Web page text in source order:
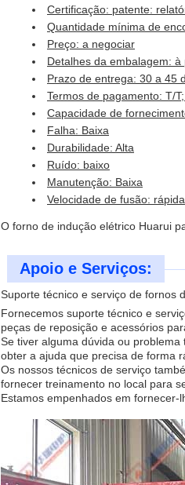
Certificação: patente:
Quantidade mínima de
Preço: a negociar
Detalhes da embalagem: à
Prazo de entrega: 30 a 45
Termos de pagamento: T/
Capacidade de
Falha: Baixa
Durabilidade: Alta
Ruído: baixo
Manutenção: Baixa
Velocidade de fusão: rápida
O forno de indução elétrico Huarui
Apoio e Serviços:
Suporte técnico e serviço de fornos
Fornecemos suporte técnico e
peças de reposição e acessórios
Se tiver alguma dúvida ou
obter a ajuda que precisa de forma
Os nossos técnicos de serviço
fornecer treinamento no local para
Estamos empenhados em fornecer-